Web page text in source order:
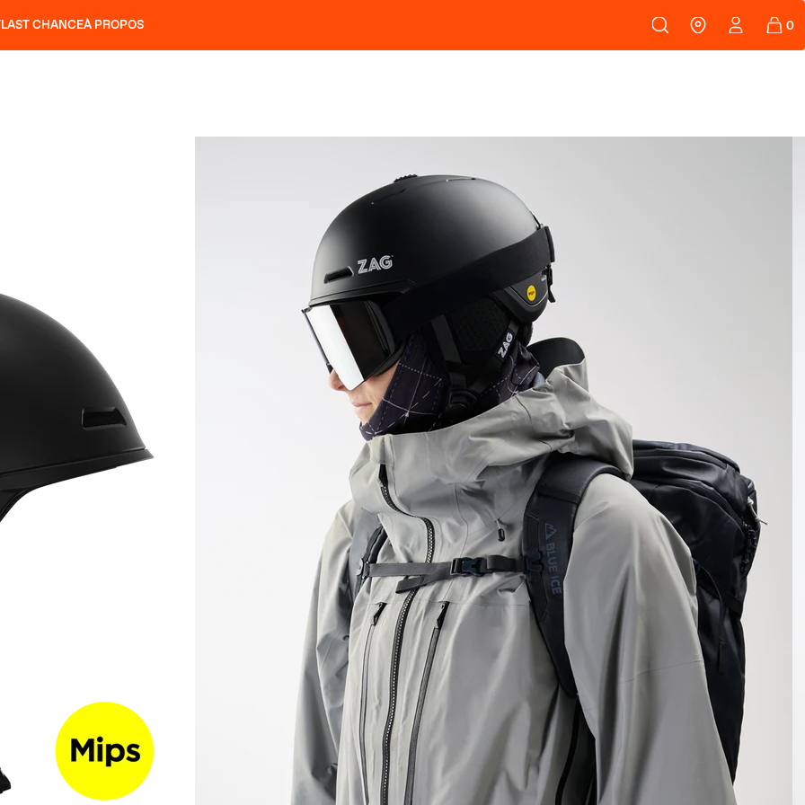
SLAP 112
SLAP 92 SLAP 92
UBAC 102 UBAC 108 PEAUX
LAST CHANCEÀ PROPOS
RECHERCHER
RECHERCHES POPULAIRES
Skis freeride Equipement